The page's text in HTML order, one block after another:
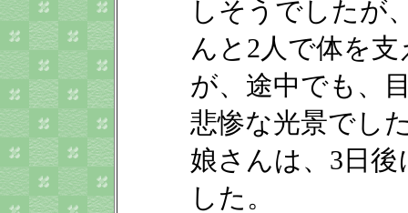
しそうでしたが
んと2人で体を
が、途中でも、
悲惨な光景でし
娘さんは、3日
した。